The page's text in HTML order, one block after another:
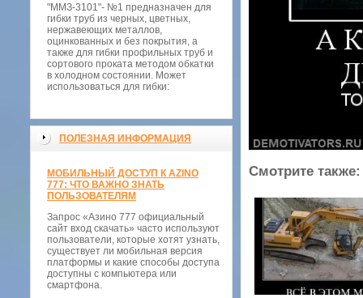
"ММЗ-3101"- №1 предназначен для
гибки труб из черных, цветных,
нержавеющих металлов,
оцинкованных и без покрытия, а
также для гибки профильных труб и
сортового проката методом обкатки
в холодном состоянии. Может
использоваться для гибки:
ПОЛЕЗНАЯ ИНФОРМАЦИЯ
МОБИЛЬНЫЙ ДОСТУП К AZINO
777: ЧТО ВАЖНО ЗНАТЬ
ПОЛЬЗОВАТЕЛЯМ
Запрос «Азино 777 официальный
сайт вход скачать» часто используют
пользователи, которые хотят узнать,
существует ли мобильная версия
платформы и какие способы доступа
доступны с компьютера или
смартфона.
Смотрите также: